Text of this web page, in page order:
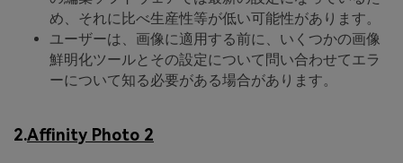
め、それに比べ生産性等が低い可能性があります。
ユーザーは、画像に適用する前に、いくつかの画像
鮮明化ツールとその設定について問い合わせてエラ
ーについて知る必要がある場合があります。
2.Affinity Photo 2